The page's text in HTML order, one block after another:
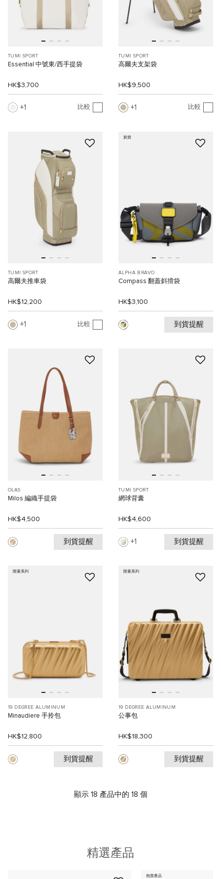
TUMI SPORT
Essential 中號東/西手提袋
HK$3,700
1 比較
TUMI SPORT
高爾夫支架袋
HK$9,500
1 比較
TUMI SPORT
高爾夫推車袋
HK$12,200
1 比較
新貨
ALPHA BRAVO
Compass 翻蓋斜揹袋
HK$3,100
到貨提醒
OLAS
Milos 編織手提袋
HK$4,500
到貨提醒
TUMI SPORT
網球背囊
HK$4,600
1 到貨提醒
限量系列
19 DEGREE ALUMINUM
Minaudiere 手拎包
HK$12,800
到貨提醒
限量系列
19 DEGREE ALUMINUM
公事包
HK$18,300
到貨提醒
顯示 18 產品中的 18 個
精選產品
熱賣產品